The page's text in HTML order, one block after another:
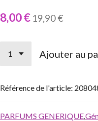
8,00 €19,90 €
Ajouter au
Référence de l'article:
PARFUMS GENERIQUE